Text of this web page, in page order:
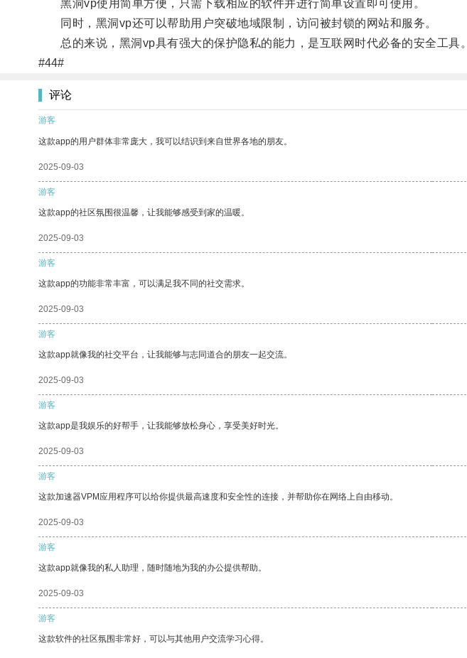
黑洞vp使用简单方便，只需下载相应的软件并进行简单设置即可使用。
同时，黑洞vp还可以帮助用户突破地域限制，访问被封锁的网站和服务。
总的来说，黑洞vp具有强大的保护隐私的能力，是互联网时代必备的安全工具。
#44#
评论
游客
这款app的用户群体非常庞大，我可以结识到来自世界各地的朋友。
2025-09-03
游客
这款app的社区氛围很温馨，让我能够感受到家的温暖。
2025-09-03
游客
这款app的功能非常丰富，可以满足我不同的社交需求。
2025-09-03
游客
这款app就像我的社交平台，让我能够与志同道合的朋友一起交流。
2025-09-03
游客
这款app是我娱乐的好帮手，让我能够放松身心，享受美好时光。
2025-09-03
游客
这款加速器VPM应用程序可以给你提供最高速度和安全性的连接，并帮助你在网络上自由移动。
2025-09-03
游客
这款app就像我的私人助理，随时随地为我的办公提供帮助。
2025-09-03
游客
这款软件的社区氛围非常好，可以与其他用户交流学习心得。